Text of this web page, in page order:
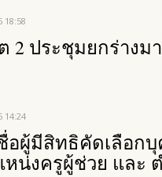
18:58
2 ประชุมยกร่างม
14:24
อผู้มีสิทธิคัดเลือกบุ
น่งครูผู้ช่วย และ